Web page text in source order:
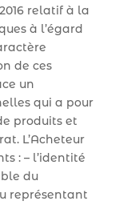
relatif à la
à l’égard
de ces
un
qui a pour
produits et
L’Acheteur
: – l’identité
du
représentant